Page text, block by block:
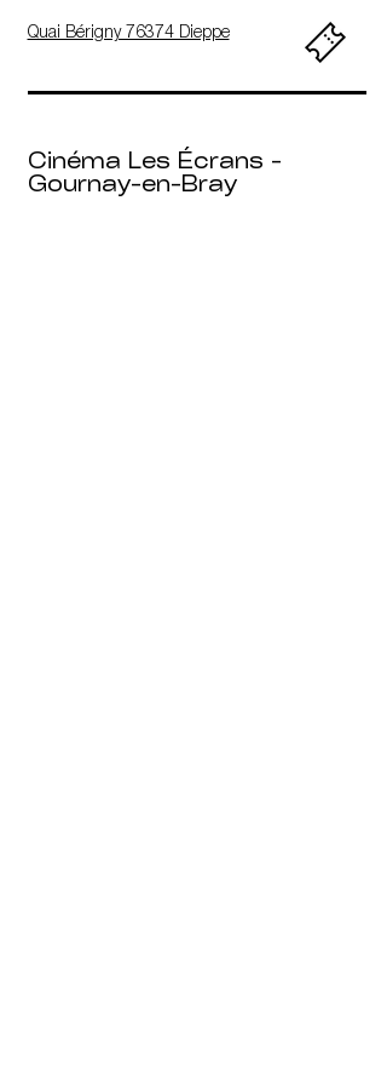
Quai Bérigny 76374 Dieppe
Cinéma Les Écrans -
Gournay-en-Bray